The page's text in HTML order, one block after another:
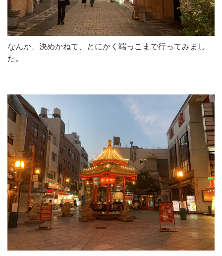
なんか、決めかねて、とにかく端っこまで行ってみまし
た。